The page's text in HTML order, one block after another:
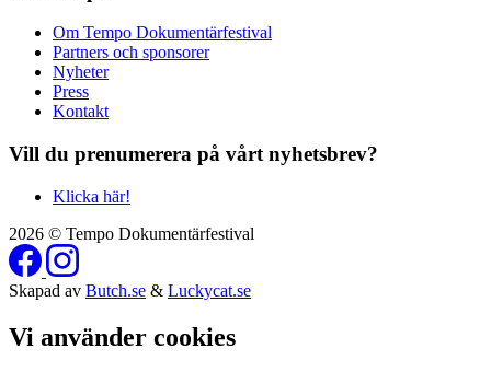
Om Tempo Dokumentärfestival
Partners och sponsorer
Nyheter
Press
Kontakt
Vill du prenumerera på vårt nyhetsbrev?
Klicka här!
2026 © Tempo Dokumentärfestival
Skapad av Butch.se & Luckycat.se
Vi använder cookies